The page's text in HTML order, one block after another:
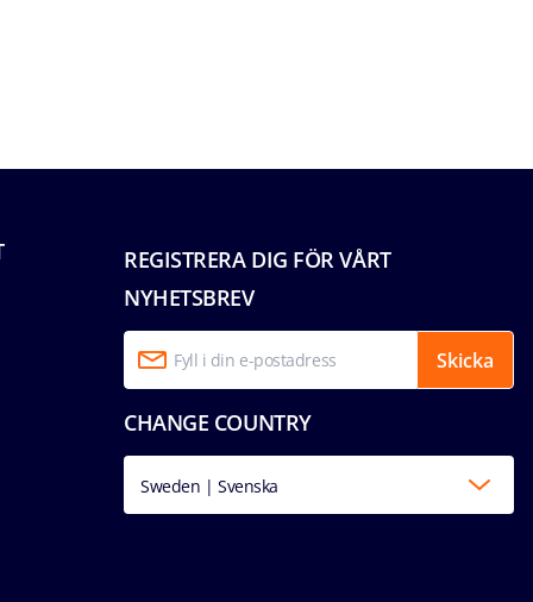
REGISTRERA DIG FÖR VÅRT
NYHETSBREV
Skicka
CHANGE COUNTRY
Sweden | Svenska